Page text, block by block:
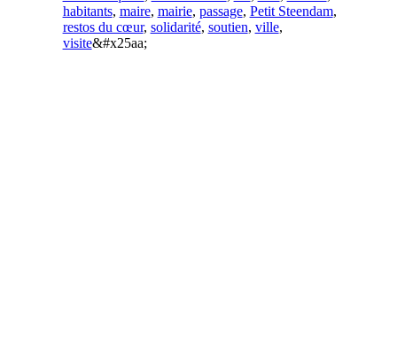
habitants, maire, mairie, passage, Petit Steendam,
restos du cœur, solidarité, soutien, ville,
visite&#x25aa;